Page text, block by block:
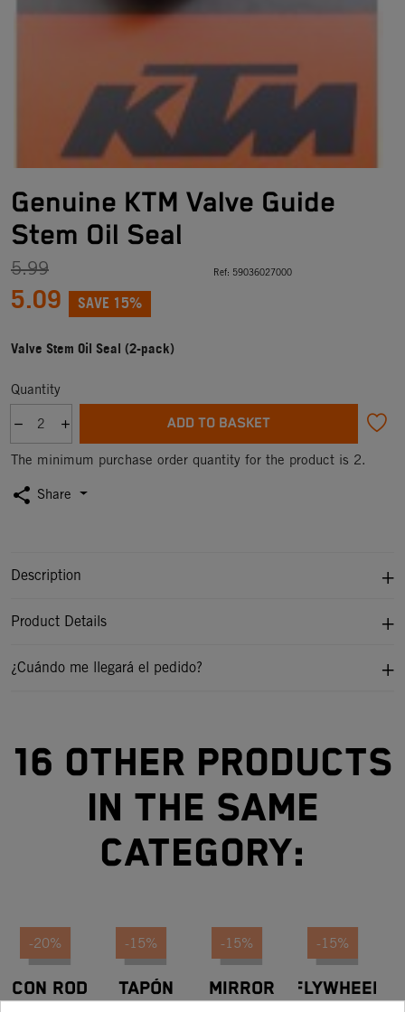
Genuine KTM Valve Guide
Stem Oil Seal
5.99
5.09 SAVE 15%
Ref: 59036027000
Valve Stem Oil Seal (2-pack)
Quantity
ADD TO BASKET
The minimum purchase order quantity for the product is 2.
share Share
Description
Product Details
¿Cuándo me llegará el pedido?
16 other products
in the same
category:
-20%
CON ROD
-15%
TAPÓN
-15%
MIRROR
-15%
FLYWHEEL